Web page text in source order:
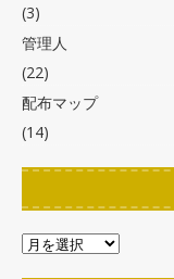
(3)
管理人
(22)
配布マップ
(14)